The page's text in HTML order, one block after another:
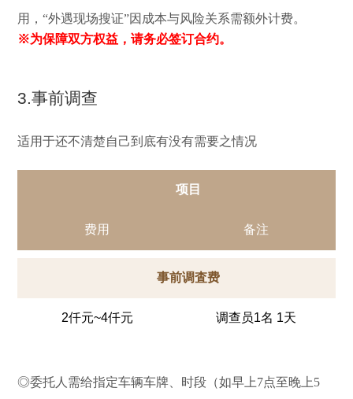
用，“外遇现场搜证”因成本与风险关系需额外计费。
※为保障双方权益，请务必签订合约。
3.事前调查
适用于还不清楚自己到底有没有需要之情况
项目
费用 备注
事前调査费
2仟元~4仟元 调查员1名 1天
◎委托人需给指定车辆车牌、时段（如早上7点至晚上5